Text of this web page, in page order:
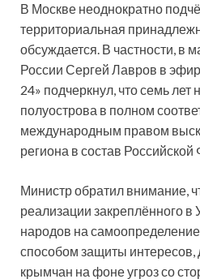
В Москве неоднократно
территориальная
обсуждается. В частности, в
России Сергей Лавров в
24» подчеркнул, что семь лет
полуострова в полном
международным правом
региона в состав
Министр обратил внимание,
реализации закреплённого
народов на
способом защиты интересов,
крымчан на фоне угроз со